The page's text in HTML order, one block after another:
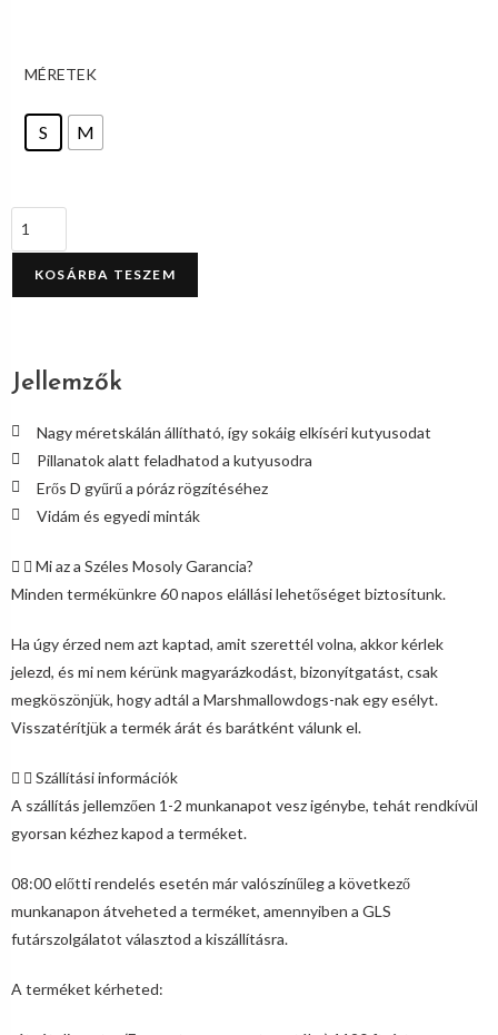
MÉRETEK
S M
KOSÁRBA TESZEM
Jellemzők
Nagy méretskálán állítható, így sokáig elkíséri kutyusodat
Pillanatok alatt feladhatod a kutyusodra
Erős D gyűrű a póráz rögzítéséhez
Vidám és egyedi minták
Mi az a Széles Mosoly Garancia?
Minden termékünkre 60 napos elállási lehetőséget biztosítunk.
Ha úgy érzed nem azt kaptad, amit szerettél volna, akkor kérlek
jelezd, és mi nem kérünk magyarázkodást, bizonyítgatást, csak
megköszönjük, hogy adtál a Marshmallowdogs-nak egy esélyt.
Visszatérítjük a termék árát és barátként válunk el.
Szállítási információk
A szállítás jellemzően 1-2 munkanapot vesz igénybe, tehát rendkívül
gyorsan kézhez kapod a terméket.
08:00 előtti rendelés esetén már valószínűleg a következő
munkanapon átveheted a terméket, amennyiben a GLS
futárszolgálatot választod a kiszállításra.
A terméket kérheted: